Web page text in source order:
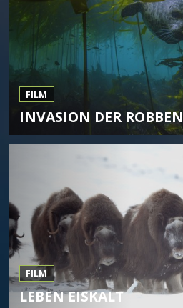
FILM
INVASION DER ROBBEN
FILM
LEBEN EISKALT